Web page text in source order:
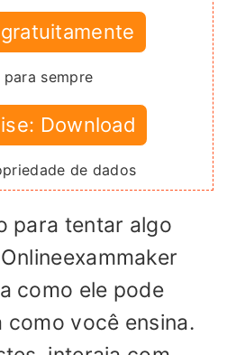
para sempre
Download
de dados
para tentar algo
como ele pode
como você ensina.